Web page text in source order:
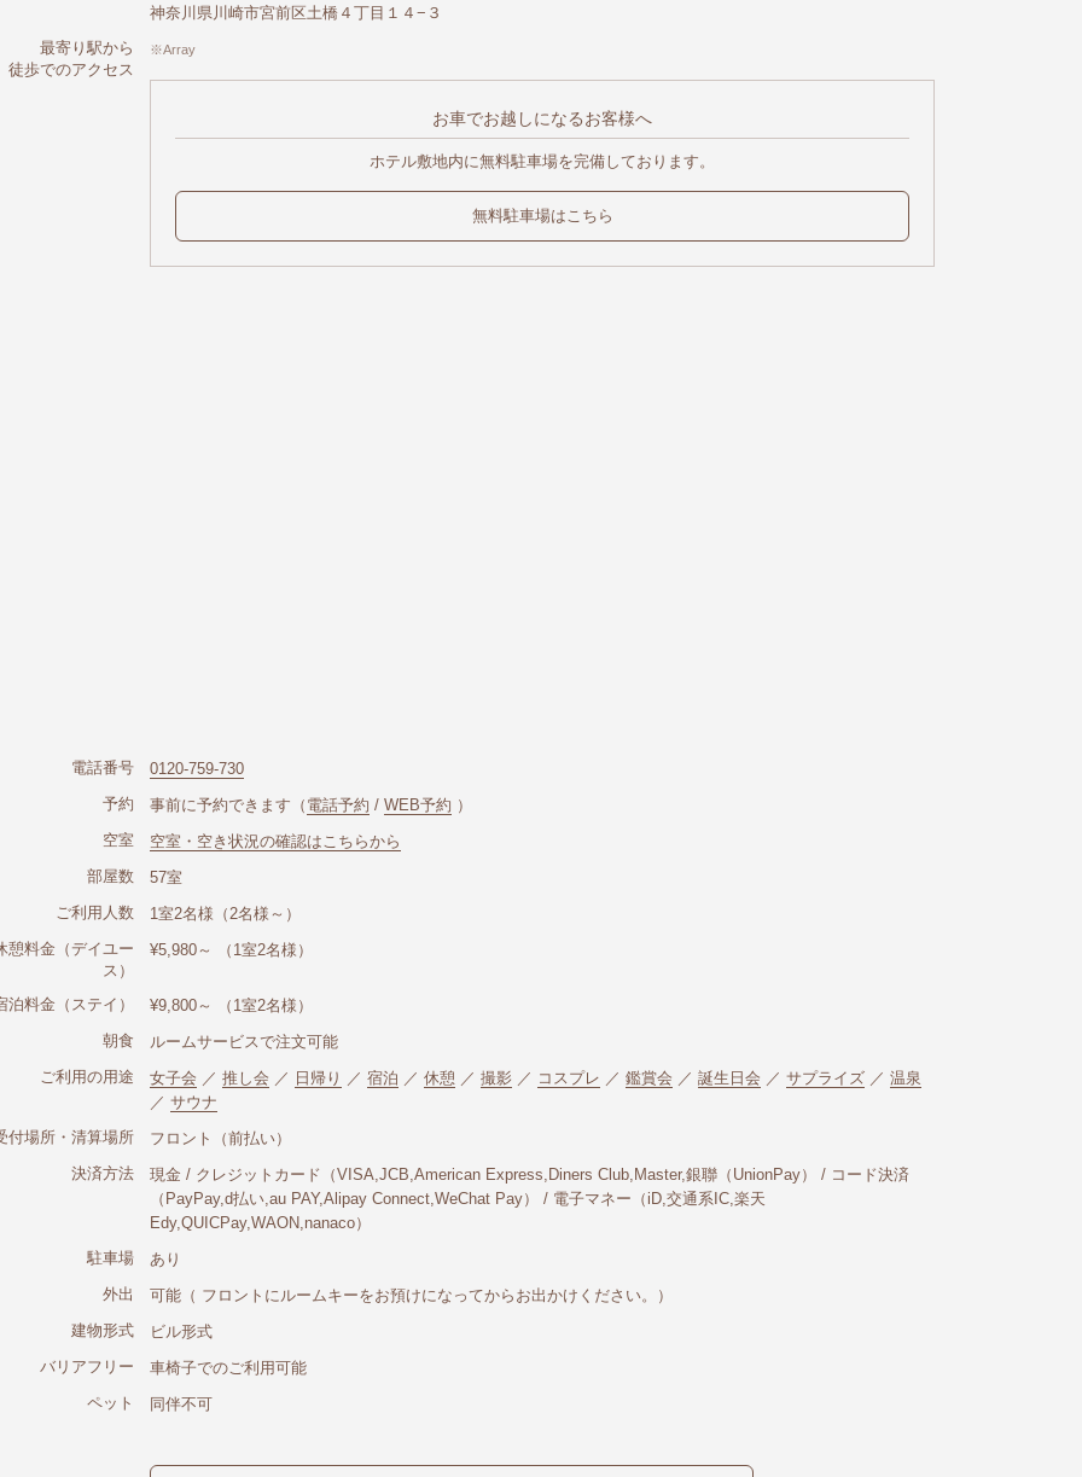
神奈川県川崎市宮前区土橋４丁目１４−３
最寄り駅から
徒歩でのアクセス
Array
お車でお越しになるお客様へ
ホテル敷地内に無料駐車場を完備しております。
無料駐車場はこちら
電話番号
0120-759-730
予約
事前に予約できます（ 電話予約 / WEB予約 ）
空室
空室・空き状況の確認はこちらから
部屋数
57室
ご利用 人数
1室2名様（2名様～）
憩料金（デイユー
ス）
¥5,980～ （1室2名様）
泊料金（ステイ）
¥9,800～ （1室2名様）
朝食
ルームサービスで注文可能
ご利用の用途 女子会 ／ 推し会 ／ 日帰り ／ 宿泊 ／ 休憩 ／ 撮影 ／ コスプレ ／ 鑑賞会 ／ 誕生日会 ／ サプライズ ／ 温泉
／ サウナ
付場所・清算場所
フロント（前払い）
決済方法
現金 / クレジットカード（VISA,JCB,American Express,Diners Club,Master,銀聯（UnionPay） / コード決済
（PayPay,d払い,au PAY,Alipay Connect,WeChat Pay） / 電子マネー（iD,交通系IC,楽天
Edy,QUICPay,WAON,nanaco）
駐車場
あり
外出
可能（ フロントにルームキーをお預けになってからお出かけください。）
建物形式
ビル形式
バリアフリー
車椅子でのご利用可能
ペット
同伴不可